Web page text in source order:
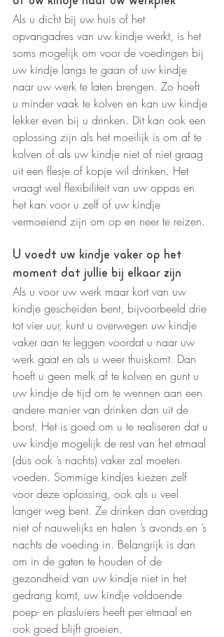
Als u dicht bij uw huis of het
opvangadres van uw kindje werkt, is het
soms mogelijk om voor de voedingen bij
uw kindje langs te gaan of uw kindje
naar uw werk te laten brengen. Zo hoeft
u minder vaak te kolven en kan uw kindje
lekker even bij u drinken. Dit kan ook een
oplossing zijn als het moeilijk is om af te
kolven of als uw kindje niet of niet graag
uit een flesje of kopje wil drinken. Het
vraagt wel flexibiliteit van uw oppas en
het kan voor u zelf of uw kindje
vermoeiend zijn om op en neer te reizen.
U voedt uw kindje vaker op het
moment dat jullie bij elkaar zijn
Als u voor uw werk maar kort van uw
kindje gescheiden bent, bijvoorbeeld drie
tot vier uur, kunt u overwegen uw kindje
vaker aan te leggen voordat u naar uw
werk gaat en als u weer thuiskomt. Dan
hoeft u geen melk af te kolven en gunt u
uw kindje de tijd om te wennen aan een
andere manier van drinken dan uit de
borst. Het is goed om u te realiseren dat u
uw kindje mogelijk de rest van het etmaal
(dus ook ’s nachts) vaker zal moeten
voeden. Sommige kindjes kiezen zelf
voor deze oplossing, ook als u veel
langer weg bent. Ze drinken dan overdag
niet of nauwelijks en halen ’s avonds en ’s
nachts de voeding in. Belangrijk is dan
om in de gaten te houden of de
gezondheid van uw kindje niet in het
gedrang komt, uw kindje voldoende
poep- en plasluiers heeft per etmaal en
ook goed blijft groeien.